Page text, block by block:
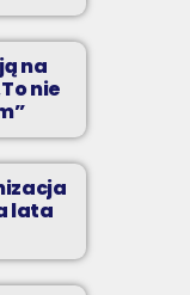
na
nie
lata